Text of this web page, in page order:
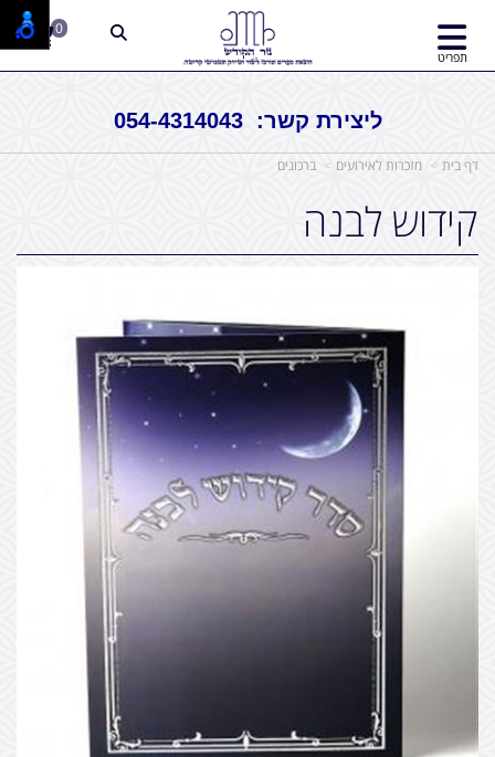
ליצירת קשר: 054-4314043
תפריט
0
דף בית מזכרות לאירועים ברכונים
קידוש לבנה